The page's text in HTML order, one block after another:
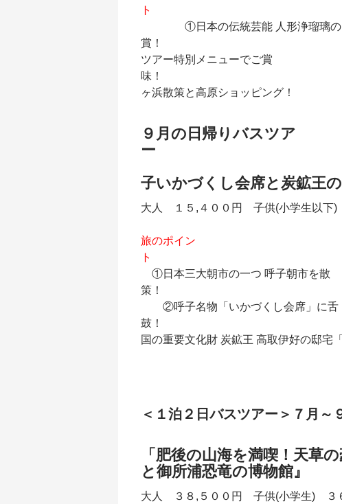
ト
①日本の伝統芸能 人形浄瑠璃の
賞！ ②阿蘇名物
ツアー特別メニューでご賞
味！ ③涼
ヶ浜散策と高原ショッピング！
９月の日帰りバスツア
「新涼の玄
子いかづくし会席と炭鉱王の
大人 １５,４００円 子供(小学生以下)
旅のポイン
ト
①日本三大朝市の一つ 呼子朝市を散
②呼子名物「いかづくし会席」に舌
鼓
国の重要文化財 炭鉱王 高取伊好の邸宅
＜１泊２日バスツアー＞７月～
「肥後の山海を満喫！天
と御所浦恐竜の博物館』
大人 ３８,５００円 子供(小学生) ３